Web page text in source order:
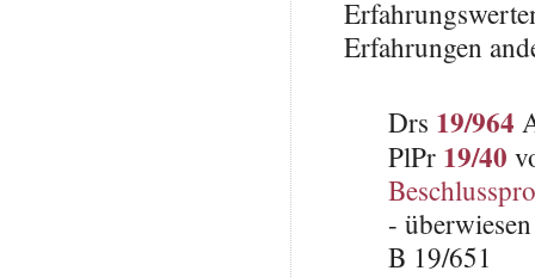
Erfahrungen
Drs 19/964
PlPr 19/40
-
B 19/651